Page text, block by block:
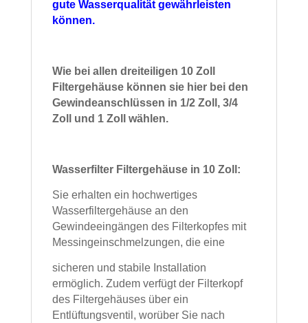
gute Wasserqualität gewährleisten
können.
Wie bei allen dreiteiligen 10 Zoll
Filtergehäuse können sie hier bei den
Gewindeanschlüssen in 1/2 Zoll, 3/4
Zoll und 1 Zoll wählen.
Wasserfilter Filtergehäuse in 10 Zoll:
Sie erhalten ein hochwertiges
Wasserfiltergehäuse an den
Gewindeeingängen des Filterkopfes mit
Messingeinschmelzungen, die eine
sicheren und stabile Installation
ermöglich. Zudem verfügt der Filterkopf
des Filtergehäuses über ein
Entlüftungsventil, worüber Sie nach